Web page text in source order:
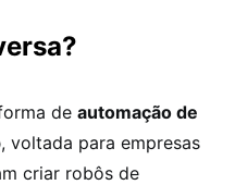
de automação de
, voltada para empresas
criar robôs de